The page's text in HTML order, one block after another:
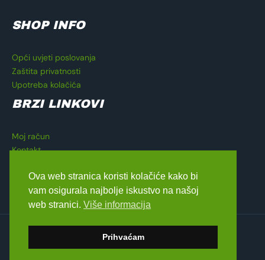
SHOP INFO
Opći uvjeti poslovanja
Zaštita privatnosti
Upotreba kolačića
BRZI LINKOVI
Moj račun
Kontakt
Blagajna
Copyright © 2026 Lavado Moto Shop
dizajn byMedialive
Ova web stranica koristi kolačiće kako bi
vam osigurala najbolje iskustvo na našoj
web stranici. Više informacija
Prihvaćam